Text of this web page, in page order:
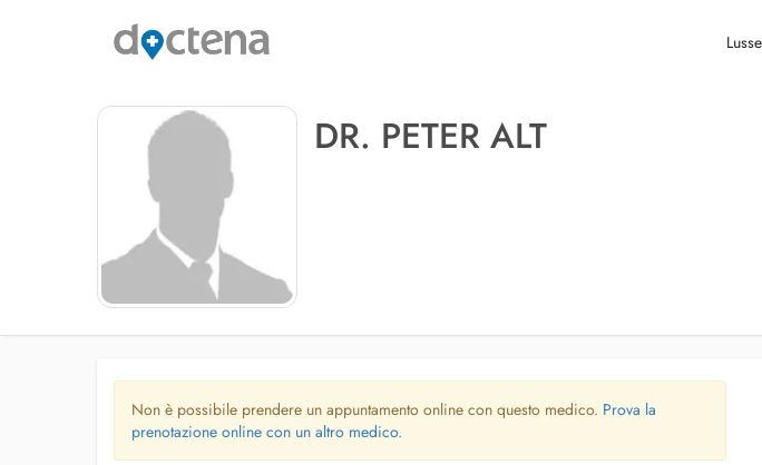
DR. PETER ALT
Non è possibile prendere un appuntamento online con questo medico. Prova la
prenotazione online con un altro medico.